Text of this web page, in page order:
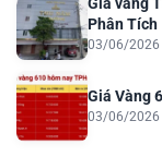
Giá vàng
Phân Tích
03/06/2026
Giá Vàng
03/06/2026